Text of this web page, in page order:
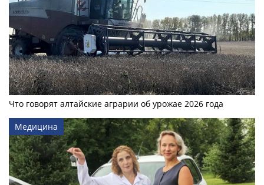
Что говорят алтайские аграрии об урожае 2026 года
Медицина